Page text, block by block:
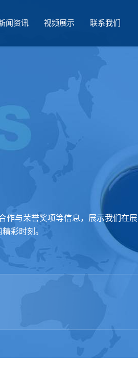
闻资讯 视频展示 联系我们
作与荣誉奖项等信息，展示我们在
彩时刻。